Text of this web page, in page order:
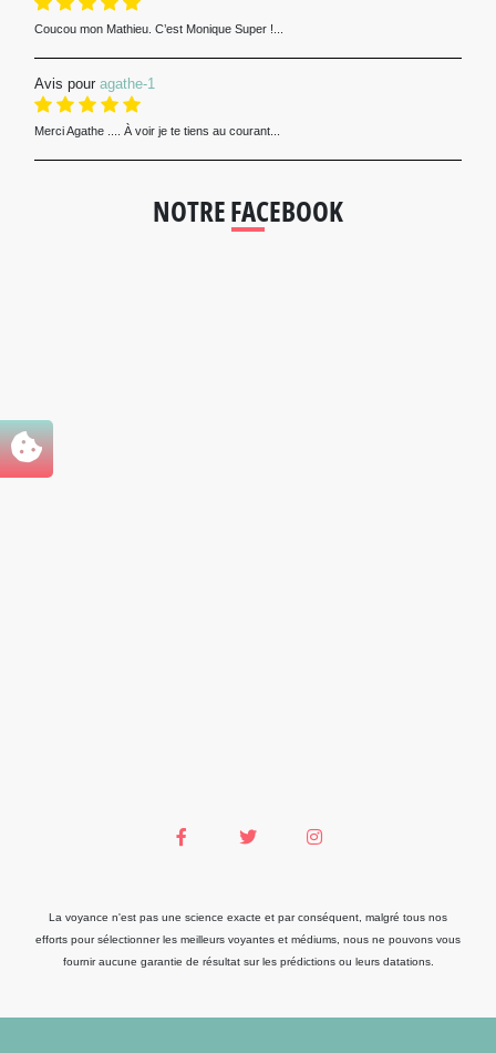
Coucou mon Mathieu. C’est Monique Super !...
Avis pour agathe-1
Merci Agathe .... À voir je te tiens au courant...
NOTRE FACEBOOK
La voyance n'est pas une science exacte et par conséquent, malgré tous nos
efforts pour sélectionner les meilleurs voyantes et médiums, nous ne pouvons vous
fournir aucune garantie de résultat sur les prédictions ou leurs datations.